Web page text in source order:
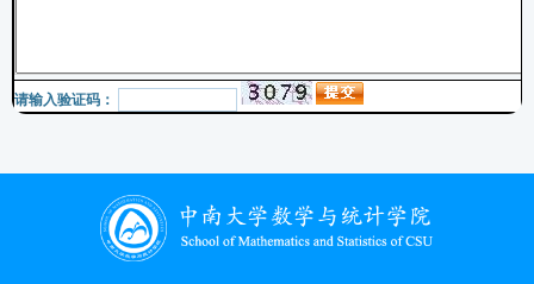
请输入验证码：